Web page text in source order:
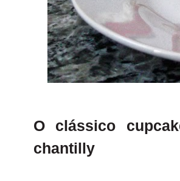
O clássico
chantilly